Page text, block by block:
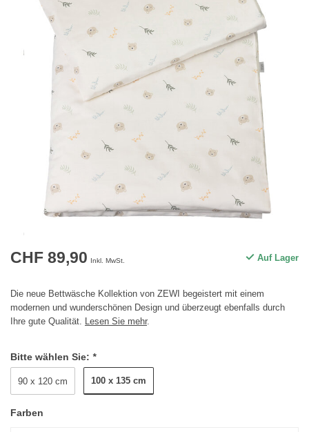
CHF 89,90 Inkl. MwSt. Auf Lager
Die neue Bettwäsche Kollektion von ZEWI begeistert mit einem
modernen und wunderschönen Design und überzeugt ebenfalls durch
Ihre gute Qualität. Lesen Sie mehr.
Bitte wählen Sie: *
90 x 120 cm 100 x 135 cm
Farben